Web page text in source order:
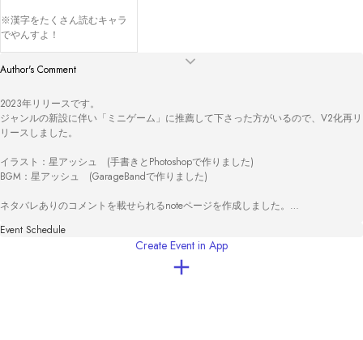
※漢字をたくさん読むキャラ
でやんすよ！
Author's Comment
2023年リリースです。
ジャンルの新設に伴い「ミニゲーム」に推薦して下さった方がいるので、V2化再リ
リースしました。
イラスト：星アッシュ　(手書きとPhotoshopで作りました)
BGM：星アッシュ　(GarageBandで作りました)
ネタバレありのコメントを載せられるnoteページを作成しました。
https://note.com/ash_h/n/n7f016702a062
Event Schedule
Create Event in App